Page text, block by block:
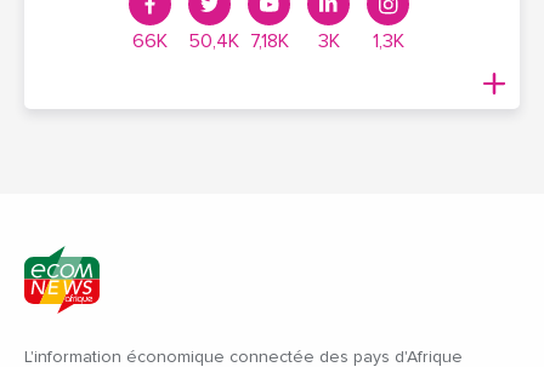
66K 50,4K 7,18K 3K 1,3K
L'information économique connectée des pays d'Afrique